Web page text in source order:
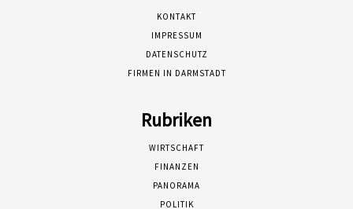
KONTAKT
IMPRESSUM
DATENSCHUTZ
FIRMEN IN DARMSTADT
Rubriken
WIRTSCHAFT
FINANZEN
PANORAMA
POLITIK